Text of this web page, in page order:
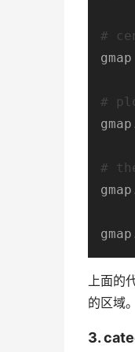
#
#
#
上面的
的区域
3.